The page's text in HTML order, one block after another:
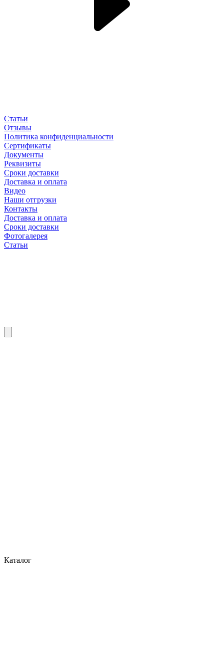
Статьи
Отзывы
Политика конфиденциальности
Сертификаты
Документы
Реквизиты
Сроки доставки
Доставка и оплата
Видео
Наши отгрузки
Контакты
Доставка и оплата
Сроки доставки
Фотогалерея
Статьи
Каталог